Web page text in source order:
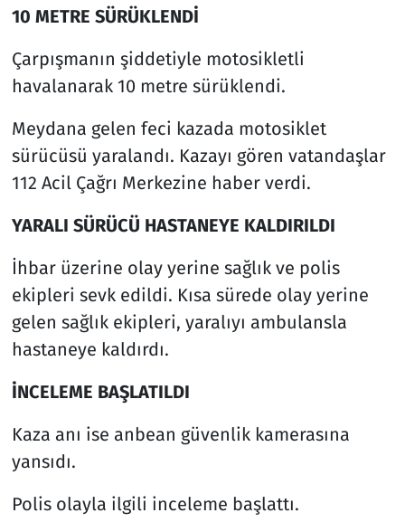
10 METRE SÜRÜKLENDİ
Çarpışmanın şiddetiyle motosikletli
havalanarak 10 metre sürüklendi.
Meydana gelen feci kazada motosiklet
sürücüsü yaralandı. Kazayı gören vatandaşlar
112 Acil Çağrı Merkezine haber verdi.
YARALI SÜRÜCÜ HASTANEYE KALDIRILDI
İhbar üzerine olay yerine sağlık ve polis
ekipleri sevk edildi. Kısa sürede olay yerine
gelen sağlık ekipleri, yaralıyı ambulansla
hastaneye kaldırdı.
İNCELEME BAŞLATILDI
Kaza anı ise anbean güvenlik kamerasına
yansıdı.
Polis olayla ilgili inceleme başlattı.
Teknoloji ve Bilim
Televizyon